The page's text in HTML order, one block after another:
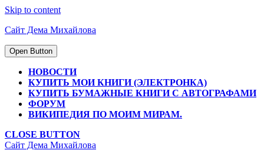
Skip to content
Сайт Дема Михайлова
Open Button
НОВОСТИ
КУПИТЬ МОИ КНИГИ (ЭЛЕКТРОНКА)
КУПИТЬ БУМАЖНЫЕ КНИГИ С АВТОГРАФАМИ
ФОРУМ
ВИКИПЕДИЯ ПО МОИМ МИРАМ.
CLOSE BUTTON
Сайт Дема Михайлова